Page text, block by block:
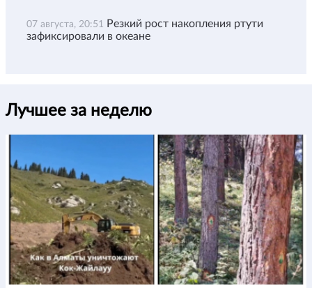
07 августа, 20:51 Резкий рост накопления ртути
зафиксировали в океане
Лучшее за неделю